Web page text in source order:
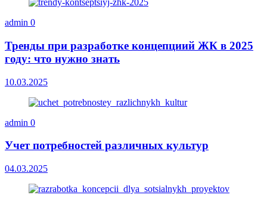
admin 0
Тренды при разработке концепциий ЖК в 2025
году: что нужно знать
10.03.2025
admin 0
Учет потребностей различных культур
04.03.2025